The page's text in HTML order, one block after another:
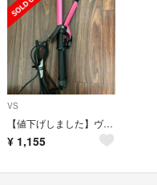
VS
【値下げしました】ヴィダルサスーン 2wayヘアアイロン 32mm
¥ 1,155